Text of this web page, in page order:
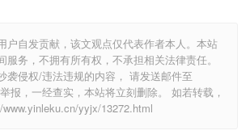
户自发贡献，该文观点仅代表作者本人。本站
服务，不拥有所有权，不承担相关法律责任。
袭侵权/违法违规的内容， 请发送邮件至
报，一经查实，本站将立刻删除。 如若转载，
yyjx/13272.html